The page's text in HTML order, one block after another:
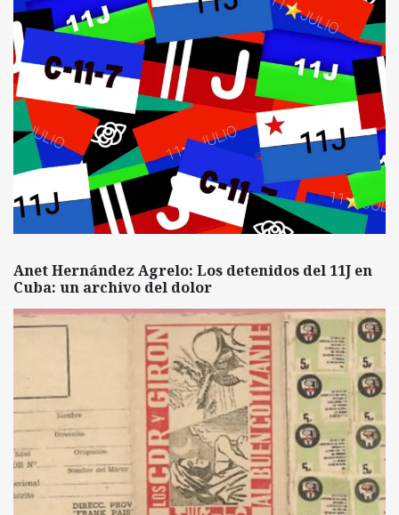
Anet Hernández Agrelo: Los detenidos del 11J en
Cuba: un archivo del dolor